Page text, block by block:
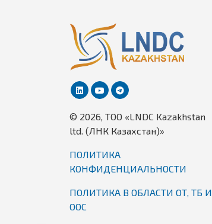
© 2026, TОО «LNDC Kazakhstan
ltd. (ЛНК Казахстан)»
ПОЛИТИКА
КОНФИДЕНЦИАЛЬНОСТИ
ПОЛИТИКА В ОБЛАСТИ ОТ, ТБ И
ООС